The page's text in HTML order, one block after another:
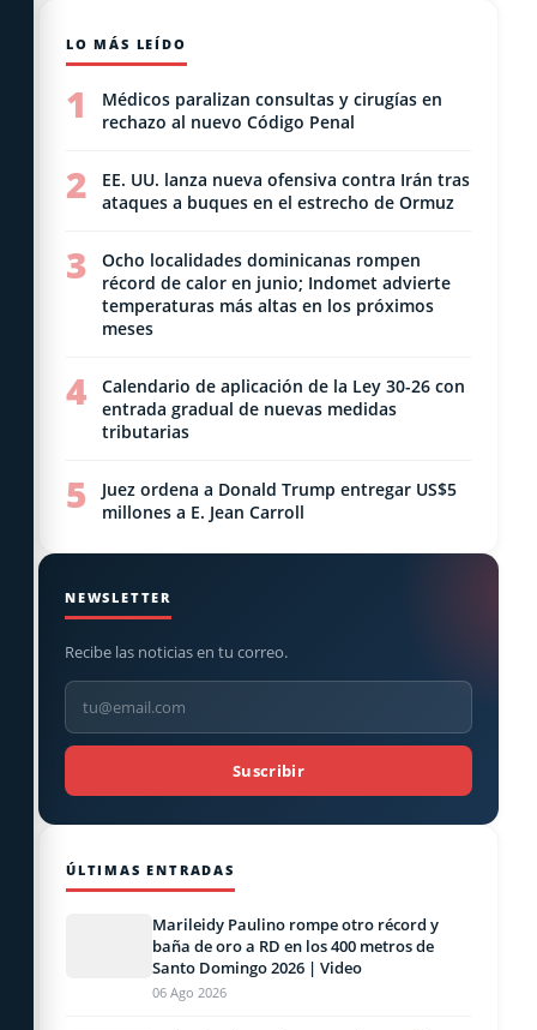
LO MÁS LEÍDO
1
Médicos paralizan consultas y cirugías en
rechazo al nuevo Código Penal
2
EE. UU. lanza nueva ofensiva contra Irán tras
ataques a buques en el estrecho de Ormuz
3
Ocho localidades dominicanas rompen
récord de calor en junio; Indomet advierte
temperaturas más altas en los próximos
meses
4
Calendario de aplicación de la Ley 30-26 con
entrada gradual de nuevas medidas
tributarias
5
Juez ordena a Donald Trump entregar US$5
millones a E. Jean Carroll
NEWSLETTER
Recibe las noticias en tu correo.
Suscribir
ÚLTIMAS ENTRADAS
Marileidy Paulino rompe otro récord y
baña de oro a RD en los 400 metros de
Santo Domingo 2026 | Video
06 Ago 2026